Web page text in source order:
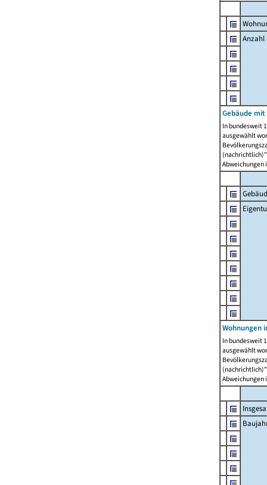
Anzahl
Gebäude
In bundesweit
ausgewählt
Abweichungen
Wohnungen
In bundesweit
ausgewählt
Abweichungen